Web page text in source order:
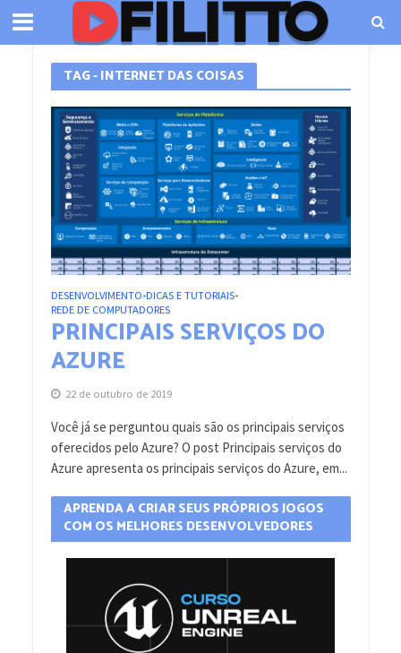
TAG - INTERNET DAS COISAS
DESENVOLVIMENTO•DICAS E TUTORIAIS•
REDE DE COMPUTADORES
PRINCIPAIS SERVIÇOS DO
AZURE
22 de outubro de 2019
Você já se perguntou quais são os principais serviços
oferecidos pelo Azure? O post Principais serviços do
Azure apresenta os principais serviços do Azure, em...
APRENDA A CRIAR SEUS PRÓPRIOS JOGOS
COM OS MELHORES DESENVOLVEDORES